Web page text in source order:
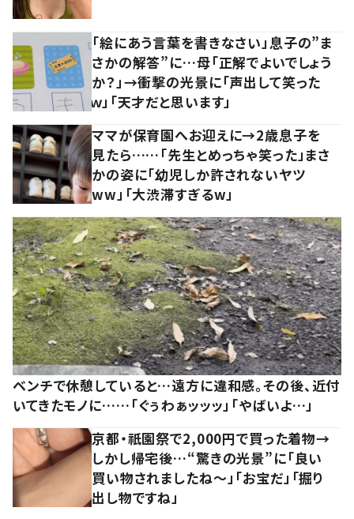
「絵にあう言葉を書きなさい」息子の”ま
さかの解答”に…母「正解でよいでしょう
か？」→衝撃の光景に「声出して笑った
ｗ」「天才だと思います」
ママが保育園へお迎えに→2歳息子を
見たら……「先生とめっちゃ笑った」まさ
かの姿に「幼児しか許されないヤツ
ww」「大渋滞すぎるw」
ベンチで休憩していると…遠方に違和感。その後、近付
いてきたモノに……「ぐぅわぁッッッ」「やばいよ…」
京都・祇園祭で2,000円で買った着物→
しかし帰宅後…“驚きの光景”に「良い
買い物されましたね～」「お宝だ」「掘り
出し物ですね」